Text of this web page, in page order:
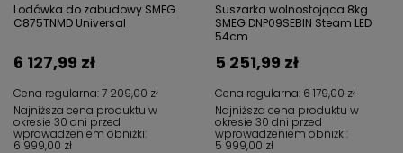
Lodówka do zabudowy SMEG
C875TNMD Universal
Cena regularna:7 209,00 zł
6 127,99 zł
Najniższa cena produktu w
okresie 30 dni przed
wprowadzeniem obniżki:
6 999,00 zł
Suszarka wolnostojąca 8kg
SMEG DNP09SEBIN Steam LED
54cm
Cena regularna:6 179,00 zł
5 251,99 zł
Najniższa cena produktu w
okresie 30 dni przed
wprowadzeniem obniżki:
5 999,00 zł